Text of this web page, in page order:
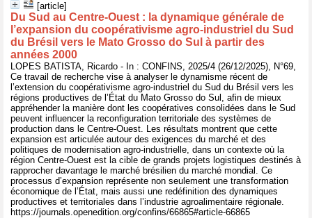
[article]
Du Sud au Centre-Ouest : la dynamique générale de
l’expansion du coopérativisme agro-industriel du Sud
du Brésil vers le Mato Grosso do Sul à partir des
années 2000
LOPES BATISTA, Ricardo - In : CONFINS, 2025/4 (26/12/2025), N°69,
Ce travail de recherche vise à analyser le dynamisme récent de
l’extension du coopérativisme agro-industriel du Sud du Brésil vers les
régions productives de l’État du Mato Grosso do Sul, afin de mieux
appréhender la manière dont les coopératives consolidées dans le Sud
peuvent influencer la reconfiguration territoriale des systèmes de
production dans le Centre-Ouest. Les résultats montrent que cette
expansion est articulée autour des exigences du marché et des
politiques de modernisation agro-industrielle, dans un contexte où la
région Centre-Ouest est la cible de grands projets logistiques destinés à
rapprocher davantage le marché brésilien du marché mondial. Ce
processus d’expansion représente non seulement une transformation
économique de l’État, mais aussi une redéfinition des dynamiques
productives et territoriales dans l’industrie agroalimentaire régionale.
https://journals.openedition.org/confins/66865#article-66865